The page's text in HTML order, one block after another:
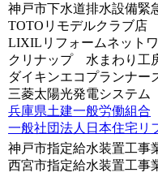
神戸市下水道排水設備緊
TOTOリモデルクラブ店
LIXILリフォームネット
クリナップ 水まわり工
ダイキンエコプランナー
三菱太陽光発電システ
兵庫県土建一般労働組合
一般社団法人日本住宅リ
神戸市指定給水装置工事
西宮市指定給水装置工事